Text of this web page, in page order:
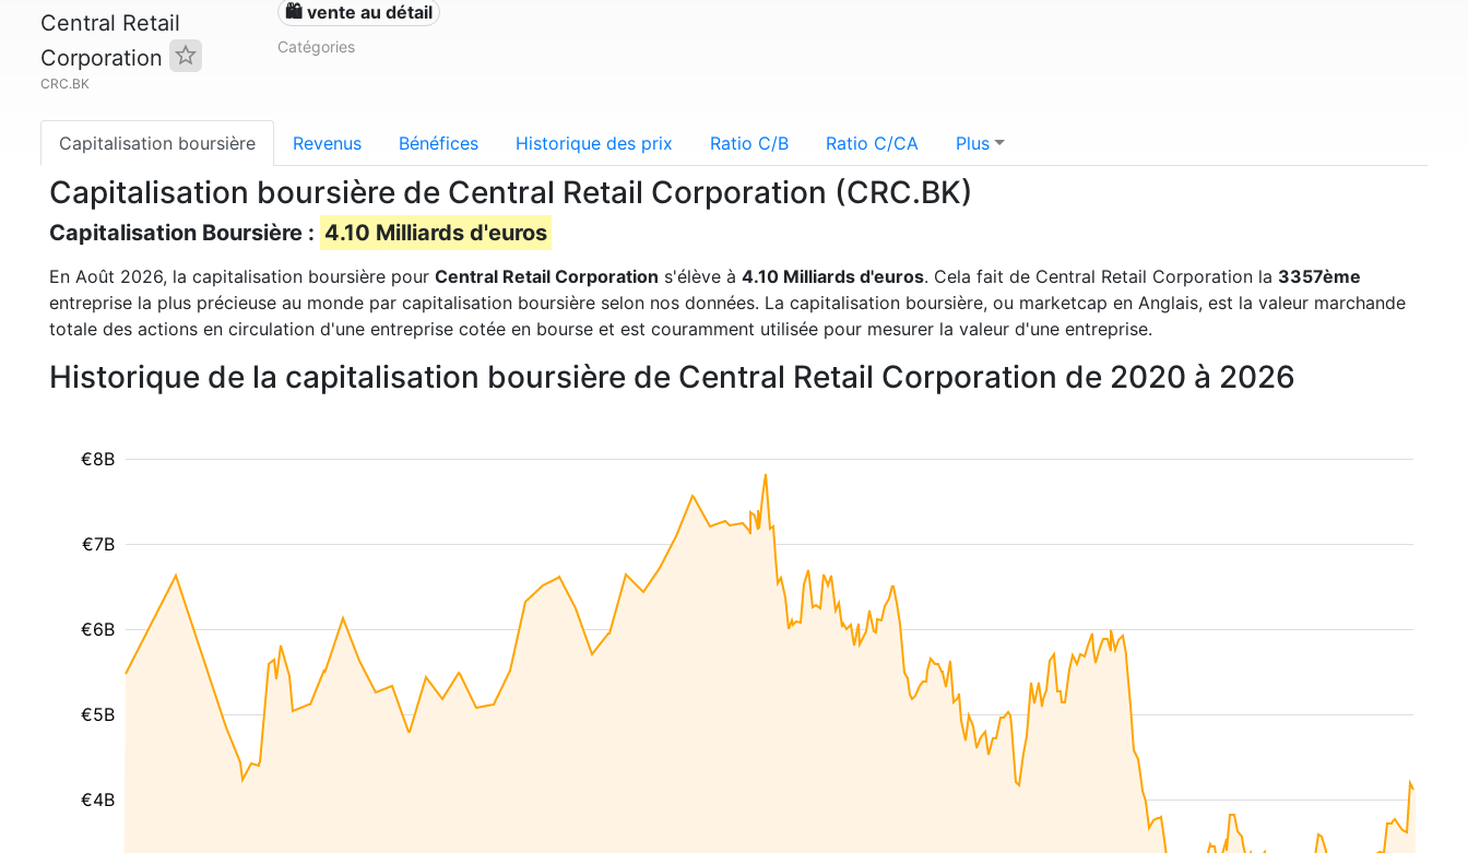
Central Retail
Corporation
CRC.BK
🛍️ vente au détail
Catégories
Capitalisation boursière Revenus Bénéfices Historique des prix Ratio C/B Ratio C/CA Plus
Capitalisation boursière de Central Retail Corporation (CRC.BK)
Capitalisation Boursière : 4.10 Milliards d'euros
En Août 2026, la capitalisation boursière pour Central Retail Corporation s'élève à 4.10 Milliards d'euros. Cela fait de Central Retail Corporation la 3357ème
entreprise la plus précieuse au monde par capitalisation boursière selon nos données. La capitalisation boursière, ou marketcap en Anglais, est la valeur marchande
totale des actions en circulation d'une entreprise cotée en bourse et est couramment utilisée pour mesurer la valeur d'une entreprise.
Historique de la capitalisation boursière de Central Retail Corporation de 2020 à 2026
€4B
€5B
€6B
€7B
€8B